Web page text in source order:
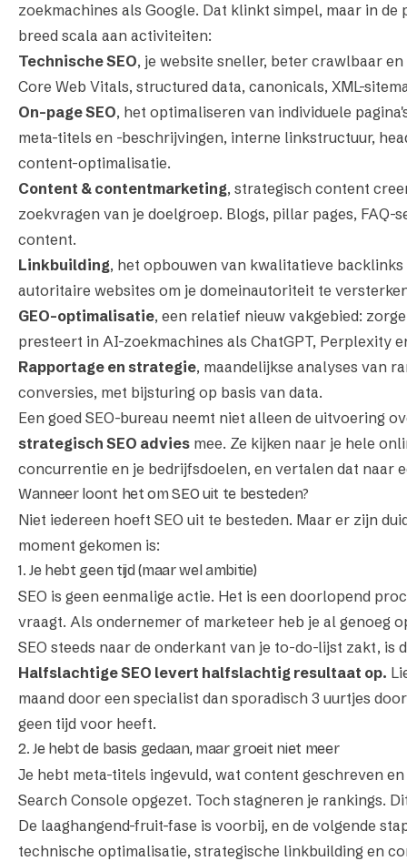
zoekmachines als Google. Dat klinkt simpel, maar in
breed scala aan activiteiten:
Technische SEO, je website sneller, beter crawlbaar
Core Web Vitals, structured data, canonicals, XML-
On-page SEO, het optimaliseren van individuele
meta-titels en -beschrijvingen, interne linkstructuur,
content-optimalisatie.
Content & contentmarketing, strategisch content
zoekvragen van je doelgroep. Blogs, pillar pages, FAQ-
content.
Linkbuilding, het opbouwen van kwalitatieve
autoritaire websites om je domeinautoriteit te
GEO-optimalisatie, een relatief nieuw vakgebied:
presteert in AI-zoekmachines als ChatGPT, Perplexity
Rapportage en strategie, maandelijkse analyses van
conversies, met bijsturing op basis van data.
Een goed SEO-bureau neemt niet alleen de uitvoering
strategisch SEO advies mee. Ze kijken naar je hele
concurrentie en je bedrijfsdoelen, en vertalen dat naar
Wanneer loont het om SEO uit te besteden?
Niet iedereen hoeft SEO uit te besteden. Maar er zijn
moment gekomen is:
1. Je hebt geen tijd (maar wel ambitie)
SEO is geen eenmalige actie. Het is een doorlopend
vraagt. Als ondernemer of marketeer heb je al genoeg
SEO steeds naar de onderkant van je to-do-lijst zakt, is
Halfslachtige SEO levert halfslachtig resultaat op.
maand door een specialist dan sporadisch 3 uurtjes
geen tijd voor heeft.
2. Je hebt de basis gedaan, maar groeit niet meer
Je hebt meta-titels ingevuld, wat content geschreven
Search Console opgezet. Toch stagneren je rankings.
De laaghangend-fruit-fase is voorbij, en de volgende
technische optimalisatie, strategische linkbuilding en